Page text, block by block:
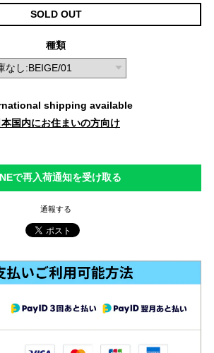
SOLD OUT
種類
shipping available
本国内にお住まいの方向け
で再入荷通知を受け取る
通報する